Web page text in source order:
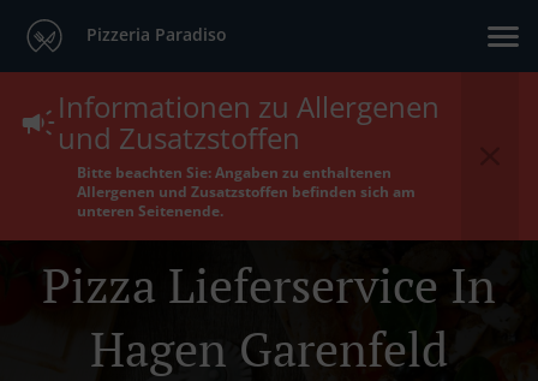
Pizzeria Paradiso
Informationen zu Allergenen
und Zusatzstoffen
Bitte beachten Sie: Angaben zu enthaltenen
Allergenen und Zusatzstoffen befinden sich am
unteren Seitenende.
Pizza Lieferservice In
Hagen Garenfeld